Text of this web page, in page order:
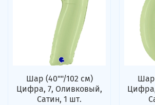
Шар (40""/102 см)
Цифра, 7, Оливковый,
Сатин, 1 шт.
Шар